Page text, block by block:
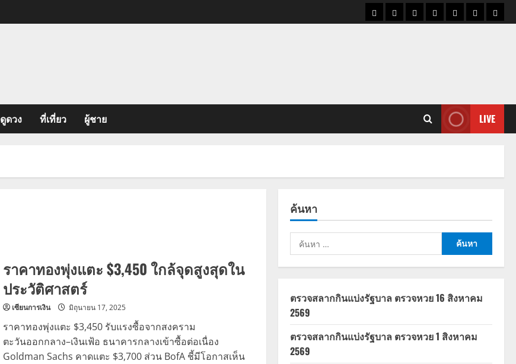
ราคาแนว
ข่าว
ข่าว
ดูด
ที่
ผู้ชา
ดูดวง ที่เที่ยว ผู้ชาย LIVE
ราคาทองพุ่งแตะ $3,450 ใกล้จุดสูงสุดใน
ประวัติศาสตร์
เซียนการเงิน มิถุนายน 17, 2025
ราคาทองพุ่งแตะ $3,450 รับแรงซื้อจากสงคราม
ตะวันออกกลาง–เงินเฟ้อ ธนาคารกลางเข้าซื้อต่อเนื่อง
Goldman Sachs คาดแตะ $3,700 ส่วน BofA ชี้มีโอกาสเห็น
ค้นหา
ค้นหา
สำหรับ:
ตรวจสลากกินแบ่งรัฐบาล ตรวจหวย 16 สิงหาคม
2569
ตรวจสลากกินแบ่งรัฐบาล ตรวจหวย 1 สิงหาคม
2569